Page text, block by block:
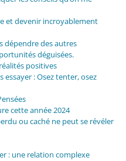
et devenir incroyablement
dépendre des autres
déguisées.
positives
essayer : Osez tenter, osez
cette année 2024
ou caché ne peut se révéler
: une relation complexe